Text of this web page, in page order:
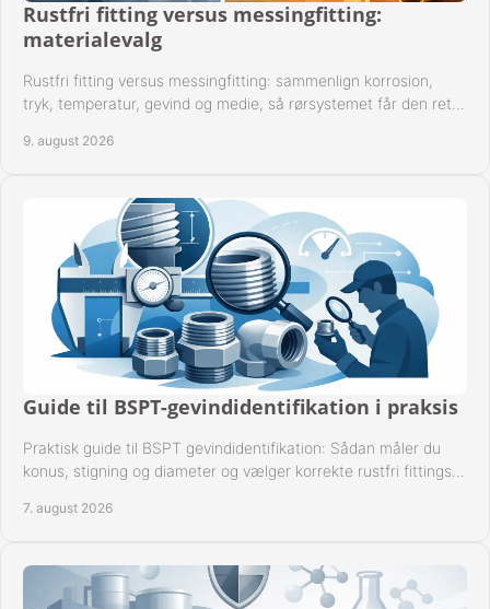
Rustfri fitting versus messingfitting:
materialevalg
Rustfri fitting versus messingfitting: sammenlign korrosion,
tryk, temperatur, gevind og medie, så rørsystemet får den rette
9. august 2026
Guide til BSPT-gevindidentifikation i praksis
Praktisk guide til BSPT gevindidentifikation: Sådan måler du
konus, stigning og diameter og vælger korrekte rustfri fittings
7. august 2026